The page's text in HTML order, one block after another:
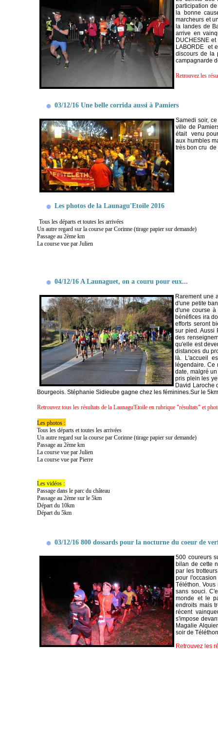
participation
la bonne
marcheurs et
la landes de
arrive en
DUCHESNE
LABORDE et
discours de la
campagnarde
Retrouvez les
03/12/16 Une belle corrida aussi à Pamiers
Samedi soir,
ville de
était venu
aux humbles
très bon cru de
Les photos de la Launagu'Etoile 2016
Tous les départs et toutes les arrivées
Un autre regard sur la course par Corinne (tirage papier sur demande)
Passage au 2ème km
La course vue par Julien
04/12/16 A Launaguet, on a couru pour eux...
Rarement une
d'une petite
d'une course
bénéfices ira
efforts seront
sur pied. Aussi
des
qu'elle est
distances du
là. L'accueil
légendaire. Ce
date, malgré
pris plein les
David Laroche
Bourgeois. Stéphanie Sidieube gagne chez les féminines.Sur le
Retrouvez tous les résultats de la Launagu'Etoile en rubrique "résultats" et
Les photos :
Tous les départs et toutes les arrivées
Un autre regard sur la course par Corinne (tirage papier sur demande)
Passage au 2ème km
La course vue par Julien
La course vue par Pierre
Les vidéos :
Passage dans le parc du château
Passage au 2ème sur le 5km
Départ du 10km
Départ du 5km
03/12/16 800 dossards pour la nocturne du coeur de
500 coureurs
bilan de cette
par les
pour
Téléthon.
sans souci.
monde et le
endroits mais
récent
s'impose
Magalie
soir de
Retrouvez les